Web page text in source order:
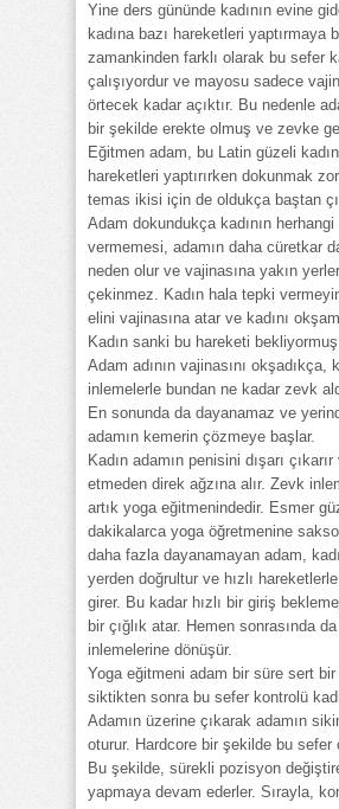
Yine ders gününde kadının evine
kadına bazı hareketleri yaptırmaya
zamankinden farklı olarak bu sefer
çalışıyordur ve mayosu sadece
örtecek kadar açıktır. Bu nedenle
bir şekilde erekte olmuş ve zevke
Eğitmen adam, bu Latin güzeli
hareketleri yaptırırken dokunmak
temas ikisi için de oldukça baştan
Adam dokundukça kadının
vermemesi, adamın daha cüretkar
neden olur ve vajinasına yakın
çekinmez. Kadın hala tepki
elini vajinasına atar ve kadını
Kadın sanki bu hareketi
Adam adının vajinasını okşadıkça,
inlemelerle bundan ne kadar zevk
En sonunda da dayanamaz ve
adamın kemerin çözmeye başlar.
Kadın adamın penisini dışarı
etmeden direk ağzına alır. Zevk
artık yoga eğitmenindedir. Esmer
dakikalarca yoga öğretmenine
daha fazla dayanamayan adam,
yerden doğrultur ve hızlı hareketlerle
girer. Bu kadar hızlı bir giriş
bir çığlık atar. Hemen sonrasında
inlemelerine dönüşür.
Yoga eğitmeni adam bir süre sert bir
siktikten sonra bu sefer kontrolü
Adamın üzerine çıkarak adamın
oturur. Hardcore bir şekilde bu sefer
Bu şekilde, sürekli pozisyon
yapmaya devam ederler. Sırayla,